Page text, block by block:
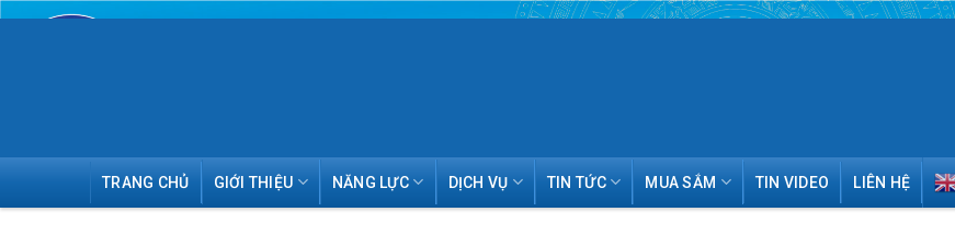
TRANG CHỦ GIỚI THIỆU NĂNG LỰC DỊCH VỤ TIN TỨC MUA SẮM TIN VIDEO LIÊN HỆ